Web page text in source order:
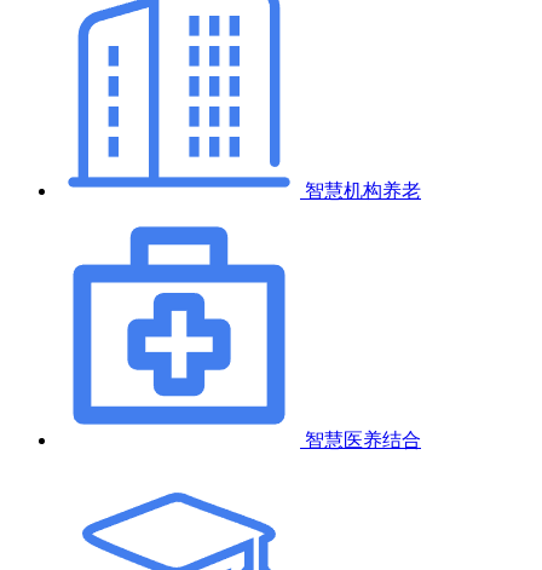
智慧机构养老
智慧医养结合